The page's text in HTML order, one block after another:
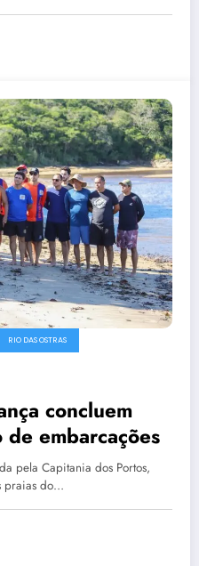
RIO DAS OSTRAS
concluem
embarcações
pela Capitania dos Portos,
praias do…